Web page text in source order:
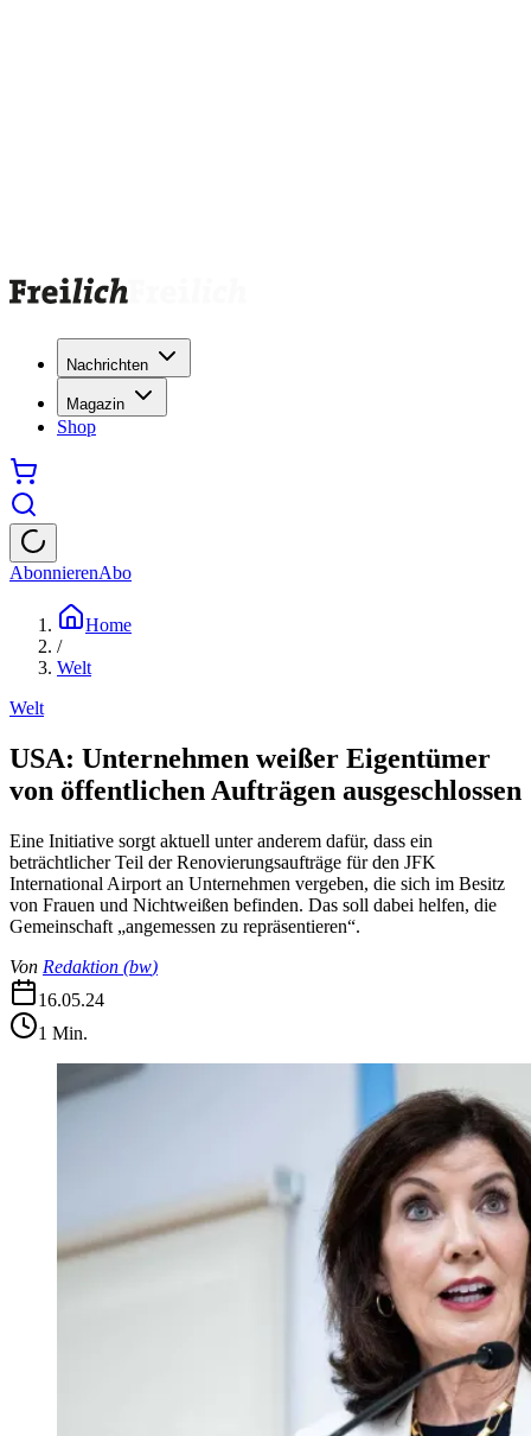
Nachrichten
Magazin
Shop
AbonnierenAbo
Home
/
Welt
Welt
USA: Unternehmen weißer Eigentümer
von öffentlichen Aufträgen ausgeschlossen
Eine Initiative sorgt aktuell unter anderem dafür, dass ein
beträchtlicher Teil der Renovierungsaufträge für den JFK
International Airport an Unternehmen vergeben, die sich im Besitz
von Frauen und Nichtweißen befinden. Das soll dabei helfen, die
Gemeinschaft „angemessen zu repräsentieren“.
Von Redaktion (bw)
16.05.24
1 Min.